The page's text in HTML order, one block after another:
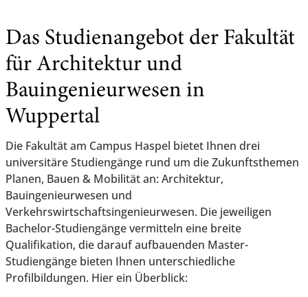
Das Studienangebot der Fakultät
für Architektur und
Bauingenieurwesen in
Wuppertal
Die Fakultät am Campus Haspel bietet Ihnen drei
universitäre Studiengänge rund um die Zukunftsthemen
Planen, Bauen & Mobilität an: Architektur,
Bauingenieurwesen und
Verkehrswirtschaftsingenieurwesen. Die jeweiligen
Bachelor-Studiengänge vermitteln eine breite
Qualifikation, die darauf aufbauenden Master-
Studiengänge bieten Ihnen unterschiedliche
Profilbildungen. Hier ein Überblick: